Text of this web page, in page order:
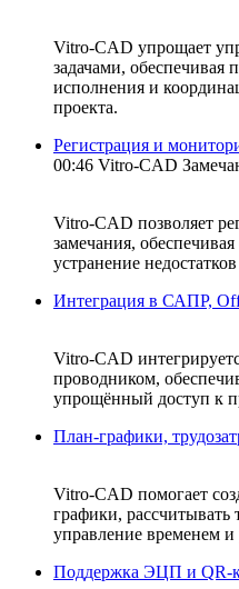
Vitro-CAD упрощает
задачами, обеспечивая
исполнения и
проекта.
Регистрация и
00:46 Vitro-CAD
Vitro-CAD позволяет
замечания,
устранение
Интеграция в САПР,
Vitro-CAD
проводником,
упрощённый доступ к
План-графики,
Vitro-CAD помогает
графики, рассчитывать
управление временем и
Поддержка ЭЦП и QR-